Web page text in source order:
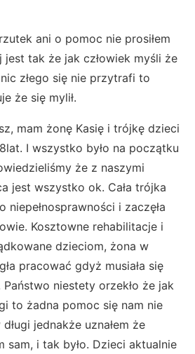
ani o pomoc nie prosiłem
jest tak że jak człowiek myśli że
złego się nie przytrafi to
że się mylił.
mam żonę Kasię i trójkę dzieci
I wszystko było na początku
że z naszymi
jest wszystko ok. Cała trójka
niepełnosprawności i zaczęła
Kosztowne rehabilitacje i
dzieciom, żona w
pracować gdyż musiała się
niestety orzekło że jak
to żadna pomoc się nam nie
jednakże uznałem że
sam, i tak było. Dzieci aktualnie